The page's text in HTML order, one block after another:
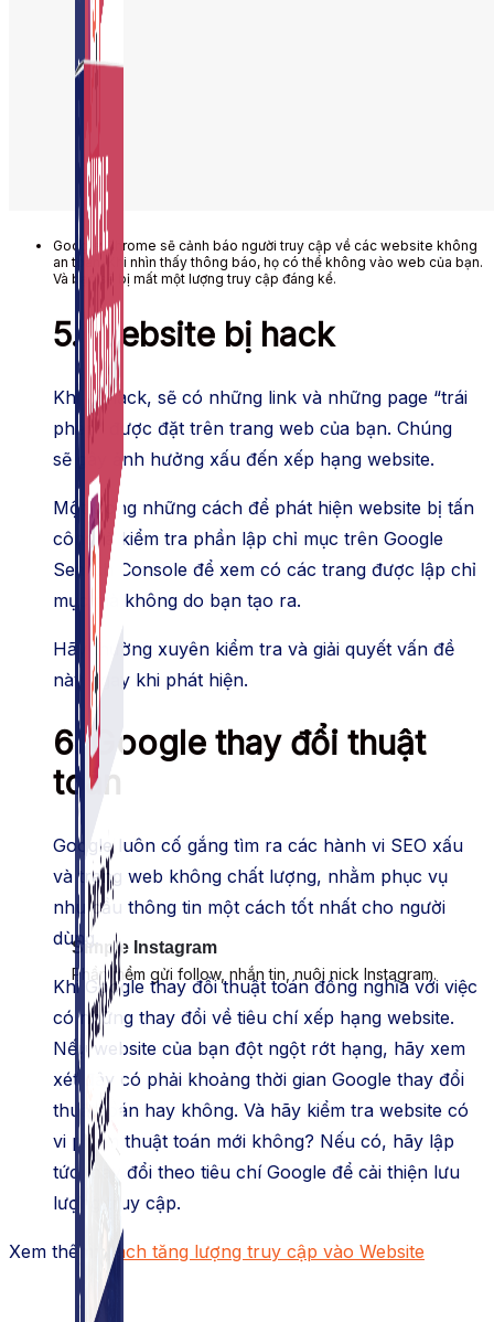
Simple Instagram
Phần mềm gửi follow, nhắn tin, nuôi nick Instagram.
Google Chrome sẽ cảnh báo người truy cập về các website không
an toàn. Khi nhìn thấy thông báo, họ có thể không vào web của bạn.
Và bạn sẽ bị mất một lượng truy cập đáng kể.
5. Website bị hack
Khi bị hack, sẽ có những link và những page “trái
phép” được đặt trên trang web của bạn. Chúng
sẽ gây ảnh hưởng xấu đến xếp hạng website.
Một trong những cách để phát hiện website bị tấn
công là kiểm tra phần lập chỉ mục trên Google
Search Console để xem có các trang được lập chỉ
mục mà không do bạn tạo ra.
Hãy thường xuyên kiểm tra và giải quyết vấn đề
này ngay khi phát hiện.
6. Google thay đổi thuật
toán
Google luôn cố gắng tìm ra các hành vi SEO xấu
và trang web không chất lượng, nhằm phục vụ
nhu cầu thông tin một cách tốt nhất cho người
dùng.
Khi Google thay đổi thuật toán đồng nghĩa với việc
có những thay đổi về tiêu chí xếp hạng website.
Nếu website của bạn đột ngột rớt hạng, hãy xem
xét đây có phải khoảng thời gian Google thay đổi
thuật toán hay không. Và hãy kiểm tra website có
vi phạm thuật toán mới không? Nếu có, hãy lập
tức thay đổi theo tiêu chí Google để cải thiện lưu
lượng truy cập.
Xem thêm: Cách tăng lượng truy cập vào Website